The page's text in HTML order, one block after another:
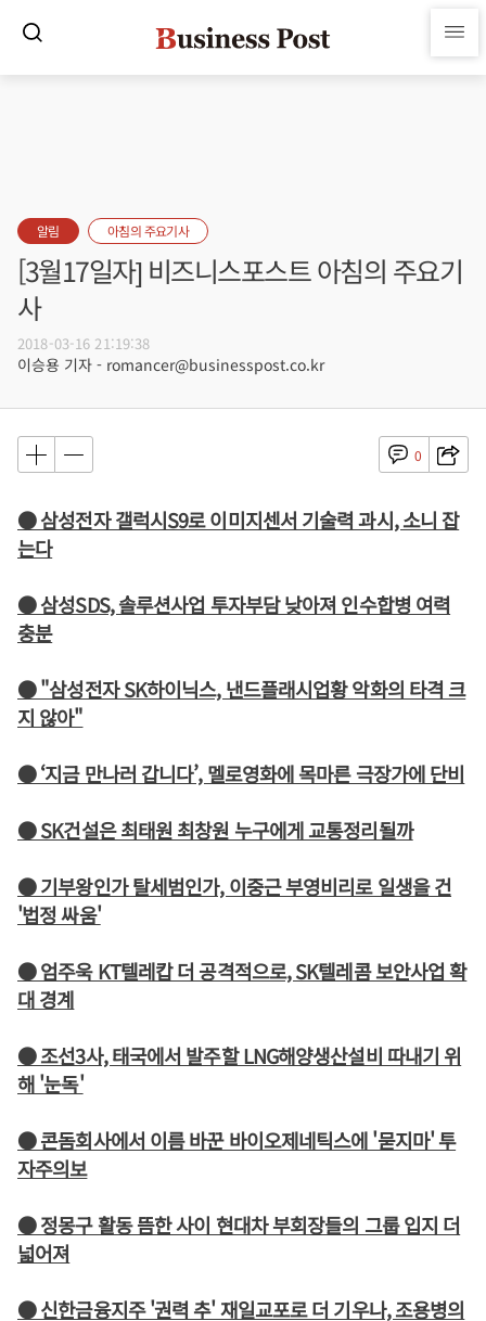
알림 아침의 주요기사
[3월17일자] 비즈니스포스트 아침의 주요기
사
2018-03-16 21:19:38
이승용 기자 - romancer@businesspost.co.kr
0
● 삼성전자 갤럭시S9로 이미지센서 기술력 과시, 소니 잡
는다
● 삼성SDS, 솔루션사업 투자부담 낮아져 인수합병 여력
충분
● "삼성전자 SK하이닉스, 낸드플래시업황 악화의 타격 크
지 않아"
● ‘지금 만나러 갑니다’, 멜로영화에 목마른 극장가에 단비
● SK건설은 최태원 최창원 누구에게 교통정리될까
● 기부왕인가 탈세범인가, 이중근 부영비리로 일생을 건
'법정 싸움'
● 엄주욱 KT텔레캅 더 공격적으로, SK텔레콤 보안사업 확
대 경계
● 조선3사, 태국에서 발주할 LNG해양생산설비 따내기 위
해 '눈독'
● 콘돔회사에서 이름 바꾼 바이오제네틱스에 '묻지마' 투
자주의보
● 정몽구 활동 뜸한 사이 현대차 부회장들의 그룹 입지 더
넓어져
● 신한금융지주 '권력 추' 재일교포로 더 기우나, 조용병의